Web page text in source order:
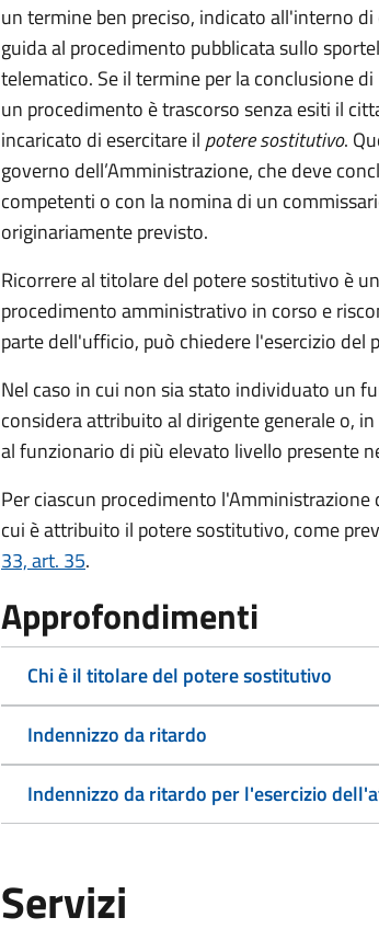
un termine ben preciso, indicato all'interno di
guida al procedimento pubblicata sullo
telematico. Se il termine per la conclusione di
un procedimento è trascorso senza esiti il
incaricato di esercitare il potere sostitutivo.
governo dell’Amministrazione, che deve
competenti o con la nomina di un
originariamente previsto.
Ricorrere al titolare del potere sostitutivo è
procedimento amministrativo in corso e
parte dell'ufficio, può chiedere l'esercizio del
Nel caso in cui non sia stato individuato un
considera attribuito al dirigente generale o,
al funzionario di più elevato livello presente
Per ciascun procedimento
cui è attribuito il potere sostitutivo, come
33, art. 35.
Approfondimenti
Chi è il titolare del potere sostitutivo
Indennizzo da ritardo
Indennizzo da ritardo per l'esercizio
Servizi